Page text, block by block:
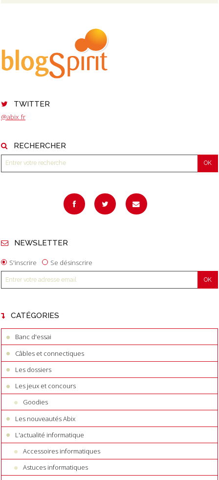
TWITTER
@abix_fr
RECHERCHER
NEWSLETTER
S'inscrire Se désinscrire
CATÉGORIES
Banc d'essai
Câbles et connectiques
Les dossiers
Les jeux et concours
Goodies
Les nouveautés Abix
L'actualité informatique
Accessoires informatiques
Astuces informatiques